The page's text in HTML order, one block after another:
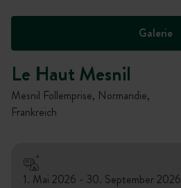
Galerie
Le Haut Mesnil
Mesnil Follemprise, Normandie,
Frankreich
1. Mai 2026 - 30. September 2026